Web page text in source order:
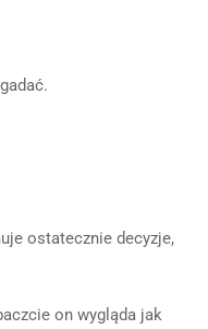
ostatecznie decyzje,
on wygląda jak